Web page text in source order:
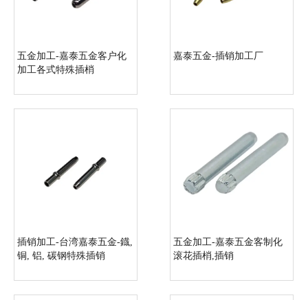
五金加工-嘉泰五金客户化
加工各式特殊插梢
嘉泰五金-插销加工厂
插销加工-台湾嘉泰五金-鐡,
铜, 铝, 碳钢特殊插销
五金加工-嘉泰五金客制化
滚花插梢,插销